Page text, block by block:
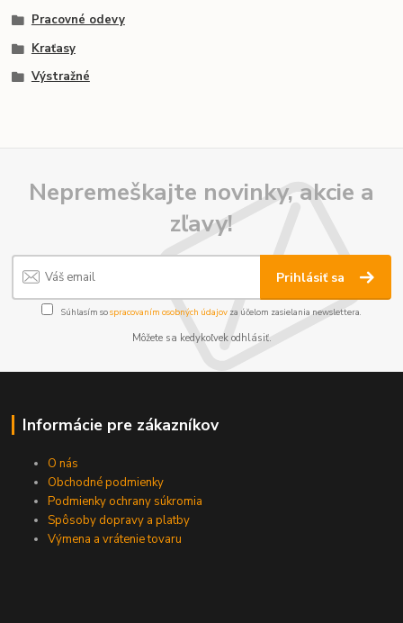
Pracovné odevy
Kraťasy
Výstražné
Nepremeškajte novinky, akcie a
zľavy!
Prihlásiť sa
Súhlasím sospracovaním osobných údajov za účelom zasielania newslettera.
Môžete sa kedykoľvek odhlásiť.
Informácie pre zákazníkov
O nás
Obchodné podmienky
Podmienky ochrany súkromia
Spôsoby dopravy a platby
Výmena a vrátenie tovaru